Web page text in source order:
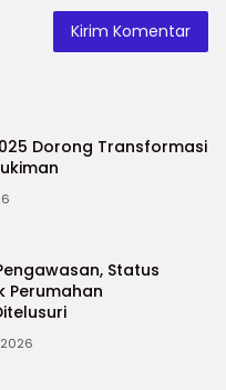
Dorong Transformasi
Status
Perumahan